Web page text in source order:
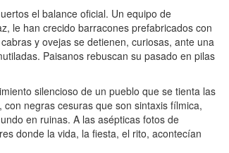
el balance oficial. Un equipo de
le han crecido barracones prefabricados con
y ovejas se detienen, curiosas, ante una
Paisanos rebuscan su pasado en pilas
silencioso de un pueblo que se tienta las
negras cesuras que son sintaxis fílmica,
en ruinas. A las asépticas fotos de
donde la vida, la fiesta, el rito, acontecían